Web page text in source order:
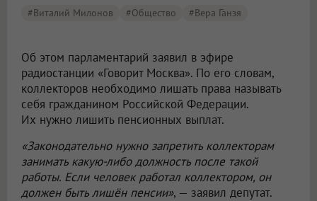
#Виталий Милонов #Общество #Вера Ганзя
Об этом парламентарий заявил в эфире
радиостанции «Говорит Москва». По его словам,
коллекторов необходимо лишать права называть
себя гражданином Российской Федерации.
Их нужно лишить пенсионных выплат.
«Законодательно нужно запретить коллекторам
занимать какую-либо должность после такой
работы. Если человек работал коллектором, он
должен быть лишён пенсии», — заявил депутат.